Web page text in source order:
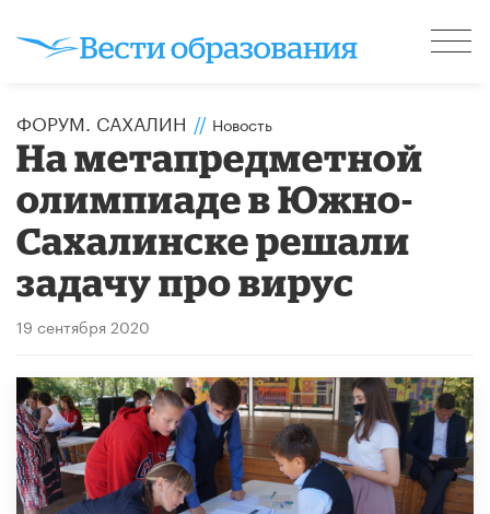
ФОРУМ. САХАЛИН // Новость
На метапредметной
олимпиаде в Южно-
Сахалинске решали
задачу про вирус
19 сентября 2020